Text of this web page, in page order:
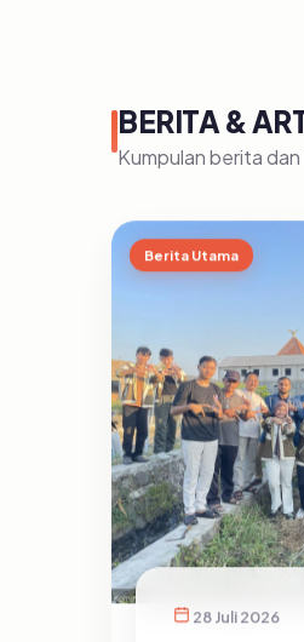
BERITA &
Kumpulan berita
Berita Utama
28 Juli 2026